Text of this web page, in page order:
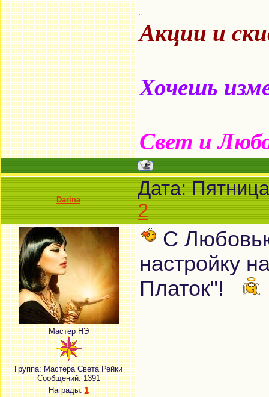
Акции и
Хочешь
Свет и
Darina
Дата:
2
Мастер НЭ
Группа: Мастера Света Рейки
Сообщений:1391
Награды:1
С
настройку
Платок"!